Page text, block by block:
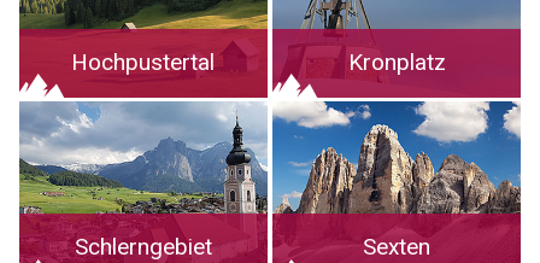
Hochpustertal Kronplatz
Schlerngebiet Sexten